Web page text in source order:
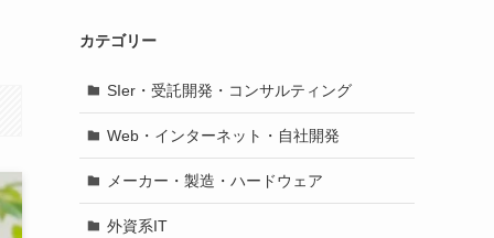
カテゴリー
SIer・受託開発・コンサルティング
Web・インターネット・自社開発
メーカー・製造・ハードウェア
外資系IT